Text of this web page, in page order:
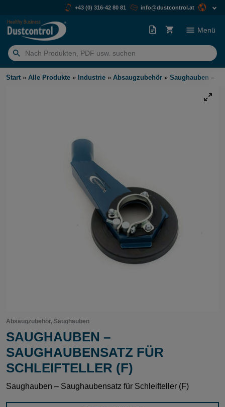
+43 (0) 316-42 80 81 info@dustcontrol.at
Suchen
nach:
Menü
Start » Alle Produkte » Industrie » Absaugzubehör » Saughauben »
Absaugzubehör, Saughauben
SAUGHAUBEN –
SAUGHAUBENSATZ FÜR
SCHLEIFTELLER (F)
Saughauben – Saughaubensatz für Schleifteller (F)